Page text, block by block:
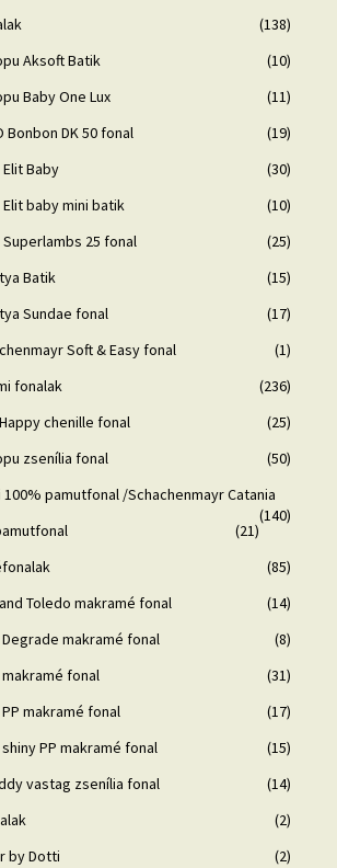
(138)
Aksoft Batik
(10)
Baby One Lux
(11)
Bonbon DK 50 fonal
(19)
Baby
(30)
Elit baby mini batik
(10)
Superlambs 25 fonal
(25)
Batik
(15)
Sundae fonal
(17)
Soft & Easy fonal
(1)
fonalak
(236)
chenille fonal
(25)
zsenília fonal
(50)
100% pamutfonal /Schachenmayr Catania
(140)
(21)
(85)
Toledo makramé fonal
(14)
makramé fonal
(8)
fonal
(31)
makramé fonal
(17)
PP makramé fonal
(15)
vastag zsenília fonal
(14)
(2)
by Dotti
(2)